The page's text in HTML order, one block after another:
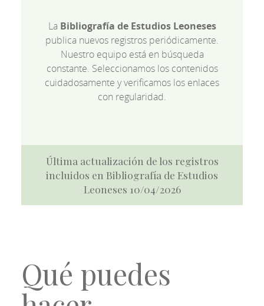
La Bibliografía de Estudios Leoneses
publica nuevos registros periódicamente.
Nuestro equipo está en búsqueda
constante. Seleccionamos los contenidos
cuidadosamente y verificamos los enlaces
con regularidad.
Última actualización de los registros
incluidos en Bibliografía de Estudios
Leoneses 10/04/2026
Qué puedes